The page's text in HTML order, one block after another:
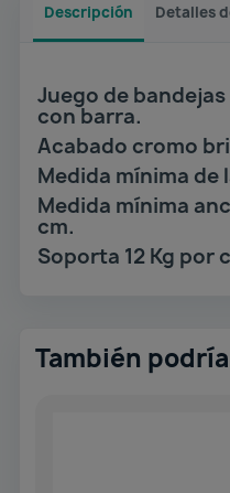
Descripción Detalles
Juego de
con barra.
Acabado cromo
Medida mínima de
Medida mínima
cm.
Soporta 12 Kg por
También